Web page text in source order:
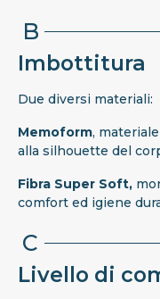
B
Imbottitura
Due diversi materiali:
Memoform, materiale
alla silhouette del
Fibra Super Soft,
comfort ed igiene
C
Livello di